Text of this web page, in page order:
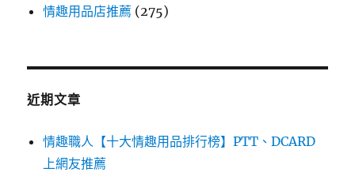
情趣用品店推薦 (275)
近期文章
情趣職人【十大情趣用品排行榜】PTT、DCARD
上網友推薦